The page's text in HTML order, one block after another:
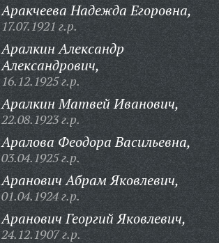
Аракчеева Надежда Егоровна,
17.07.1921 г.р.
Аралкин Александр
Александрович,
16.12.1925 г.р.
Аралкин Матвей Иванович,
22.08.1923 г.р.
Аралова Феодора Васильевна,
03.04.1925 г.р.
Аранович Абрам Яковлевич,
01.04.1924 г.р.
Аранович Георгий Яковлевич,
24.12.1907 г.р.